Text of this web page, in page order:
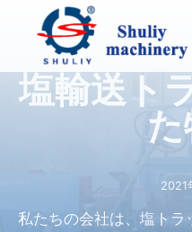
塩輸送ト
2021
私たちの会社は、塩ト